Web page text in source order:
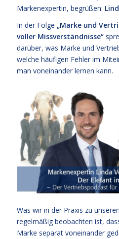
Markenexpertin, begrüßen:
In der Folge „Marke und
voller Missverständnisse“
darüber, was Marke und
welche häufigen Fehler im
man voneinander lernen kann.
Was wir in der Praxis zu
regelmäßig beobachten ist,
Marke separat voneinander